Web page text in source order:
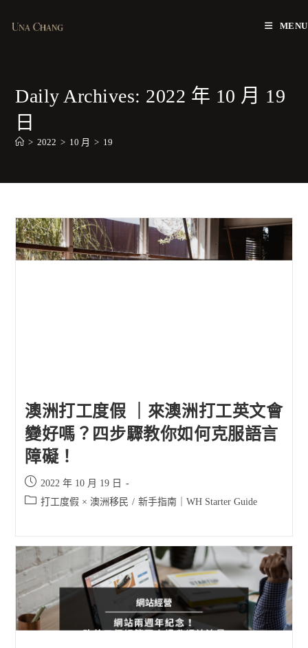
MENU
Daily Archives: 2022 年 10 月 19
日
> 2022 > 10 月 > 19
澳洲打工度假 ｜來澳洲打工英文會
變好嗎？四步驟教你如何克服語言
障礙！
Post
published:
2022 年 10 月 19 日
Post 打工度假 × 澳洲移民 / 新手指南｜WH Starter Guide